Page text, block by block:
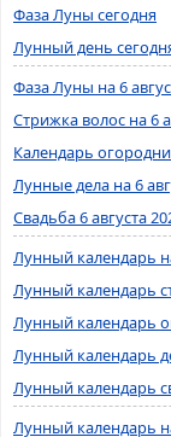
Фаза Луны сегодня
Лунный день
Фаза Луны на 6
Стрижка волос на 6
Календарь
Лунные дела на 6
Свадьба 6 августа
Лунный календарь
Лунный календарь
Лунный календарь
Лунный календарь
Лунный календарь
Лунный календарь